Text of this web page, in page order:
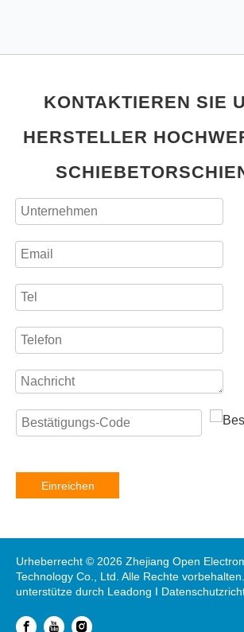
KONTAKTIEREN SIE
HERSTELLER
Einreichen
Urheberrecht © 2026 Zhejiang Open
Technology Co., Ltd. Alle Rechte vorbehalten.
unterstütze durch Leadong I